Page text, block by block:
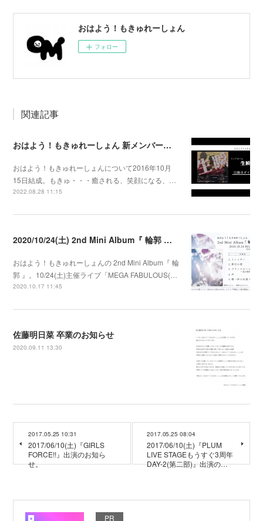
おはよう！もきゅれーしょん
フォロー
関連記事
おはよう！もきゅれーしょん 新メンバー募集！
おはよう！もきゅれーしょんについて2016年10月
15日結成。もきゅ・・・癒される、笑顔になる、…
2022.08.28 11:15
2020/10/24(土) 2nd Mini Album『 輪郭 』発売決定
おはよう！もきゅれーしょんの 2nd Mini Album『 輪
郭 』。10/24(土)主催ライブ「MEGA FABULOUS(…
2020.10.17 11:45
佐藤明日菜 卒業のお知らせ
2020.09.11 13:30
2017.05.25 10:31
2017/06/10(土)『GIRLS
FORCE!!』出演のお知ら
せ。
2017.05.25 08:04
2017/06/10(土)『PLUM
LIVE STAGEもうすぐ3周年
DAY-2(第二部)』出演の…
PR